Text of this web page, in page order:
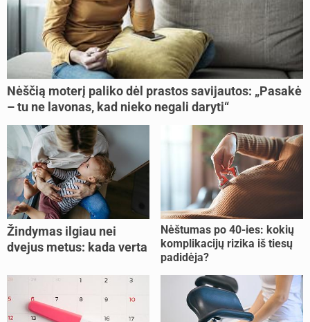
Nėščią moterį paliko dėl prastos savijautos: „Pasakė
– tu ne lavonas, kad nieko negali daryti“
Žindymas ilgiau nei
dvejus metus: kada verta
nujunkyti?
Nėštumas po 40-ies: kokių
komplikacijų rizika iš tiesų
padidėja?